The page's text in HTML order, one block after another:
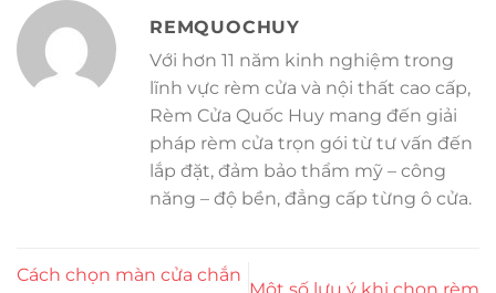
REMQUOCHUY
Với hơn 11 năm kinh nghiệm trong
lĩnh vực rèm cửa và nội thất cao cấp,
Rèm Cửa Quốc Huy mang đến giải
pháp rèm cửa trọn gói từ tư vấn đến
lắp đặt, đảm bảo thẩm mỹ – công
năng – độ bền, đẳng cấp từng ô cửa.
Cách chọn màn cửa chắn
Một số lưu ý khi chọn rèm